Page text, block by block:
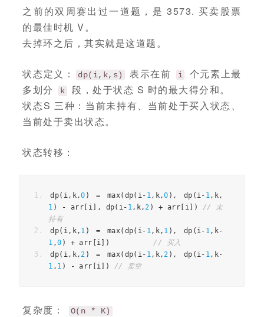
之前的双周赛出过一道题，是 3573. 买卖股票
的最佳时机 V。
去掉环之后，其实就是这道题。
状态定义： dp(i,k,s) 表示在前 i
个元素上最
多划分
k
段，处于状态 S 时的最大得分和。
状态S 三种：当前未持有、当前处于买入状态、
当前处于卖出状态。
状态转移：
dp( i, k,0 ) = max( dp( i- 1, k,0 ), dp ( i- 1, k,
1 ) - arr i ], dp( i- 1, k,2 ) + arr i ])
// 未
持有
dp( i, k, 1 ) = max( dp( i- 1, k, 1 ), dp ( i- 1, k-
1 ,0 ) + arr i ])
// 买入
dp( i, k,2 ) = max( dp( i- 1, k,2 ), dp ( i- 1, k-
1 , 1 ) - arr i ]) // 卖空
复杂度： O(n * K)